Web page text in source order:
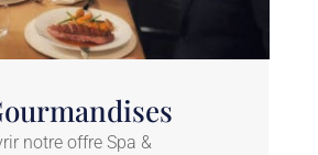
notre offre Spa &